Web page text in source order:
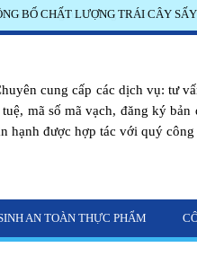
chất lượng rượu vang tại Hà Nội
cung cấp các dịch vụ: tư
mã số mã vạch, đăng ký
hạnh được hợp tác với quý
AN TOÀN THỰC PHẨM